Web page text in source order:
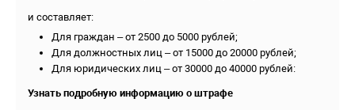
и составляет:
Для граждан – от 2500 до 5000 рублей;
Для должностных лиц – от 15000 до 20000 рублей;
Для юридических лиц – от 30000 до 40000 рублей:
Узнать подробную информацию о штрафе